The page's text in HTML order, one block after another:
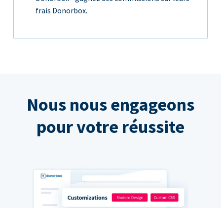
frais Donorbox.
Nous nous engageons
pour votre réussite